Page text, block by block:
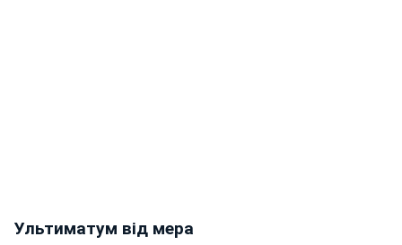
Ультиматум від мера